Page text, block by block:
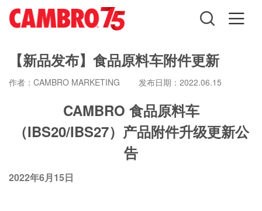
【新品发布】食品原料车附件更新
作者：CAMBRO MARKETING 发布日期：2022.06.15
CAMBRO 食品原料车
（IBS20/IBS27）产品附件升级更新公
告
2022年6月15日